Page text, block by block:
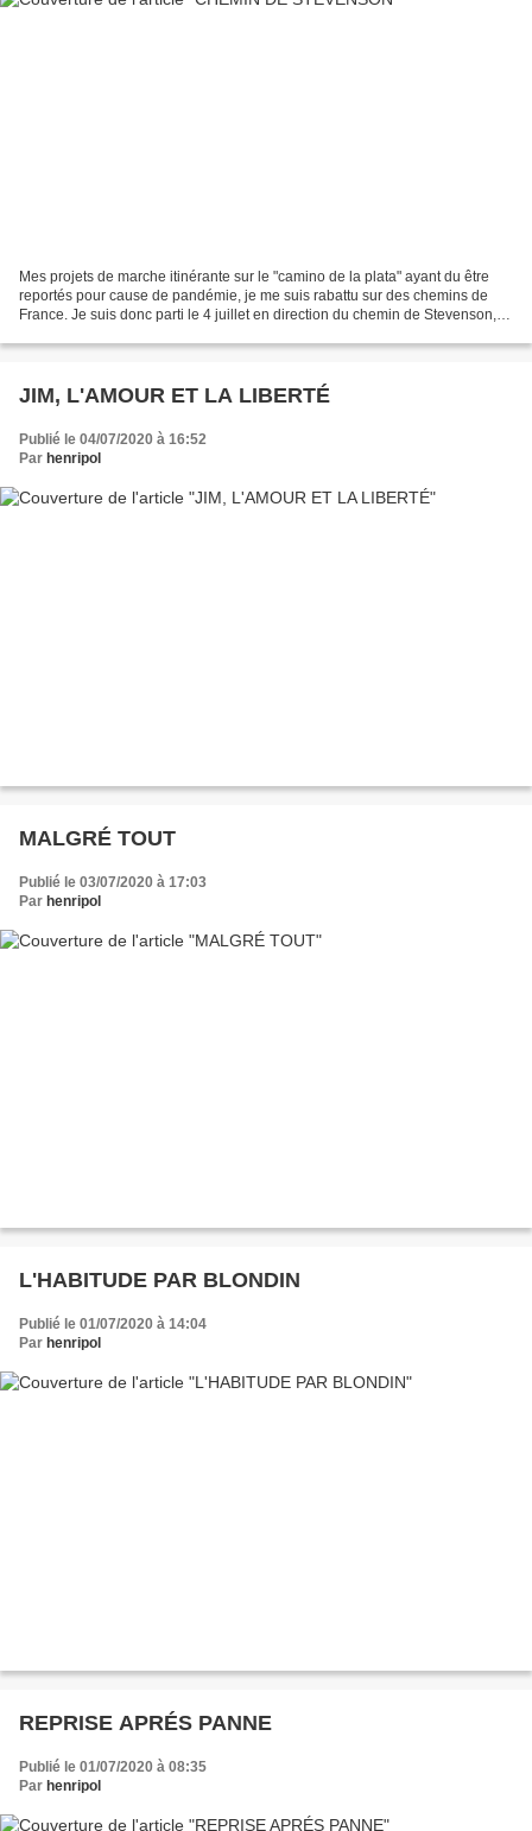
Mes projets de marche itinérante sur le "camino de la plata" ayant du être
reportés pour cause de pandémie, je me suis rabattu sur des chemins de
France. Je suis donc parti le 4 juillet en direction du chemin de Stevenson,
JIM, L'AMOUR ET LA LIBERTÉ
Publié le 04/07/2020 à 16:52
Par henripol
MALGRÉ TOUT
Publié le 03/07/2020 à 17:03
Par henripol
L'HABITUDE PAR BLONDIN
Publié le 01/07/2020 à 14:04
Par henripol
REPRISE APRÉS PANNE
Publié le 01/07/2020 à 08:35
Par henripol